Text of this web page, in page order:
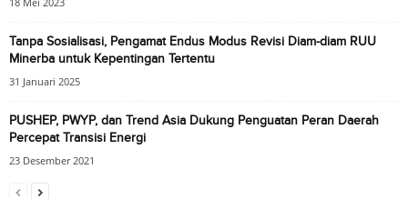
Tanpa Sosialisasi, Pengamat Endus Modus Revisi Diam-diam RUU
Minerba untuk Kepentingan Tertentu
31 Januari 2025
PUSHEP, PWYP, dan Trend Asia Dukung Penguatan Peran Daerah
Percepat Transisi Energi
23 Desember 2021